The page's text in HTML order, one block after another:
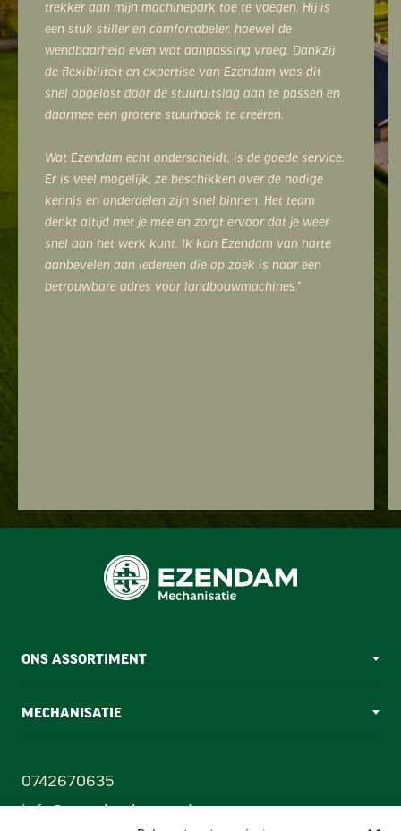
trekker aan mijn machinepark toe te voegen. Hij is
een stuk stiller en comfortabeler, hoewel de
wendbaarheid even wat aanpassing vroeg. Dankzij
de flexibiliteit en expertise van Ezendam was dit
snel opgelost door de stuuruitslag aan te passen en
daarmee een grotere stuurhoek te creëren.
Wat Ezendam echt onderscheidt, is de goede service.
Er is veel mogelijk, ze beschikken over de nodige
kennis en onderdelen zijn snel binnen. Het team
denkt altijd met je mee en zorgt ervoor dat je weer
snel aan het werk kunt. Ik kan Ezendam van harte
aanbevelen aan iedereen die op zoek is naar een
betrouwbare adres voor landbouwmachines.”
ONS ASSORTIMENT
MECHANISATIE
0742670635
info@ezendamborne.nl